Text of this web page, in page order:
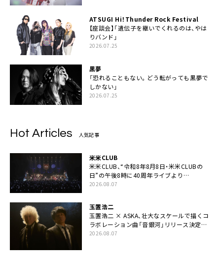
ATSUGI Hi！Thunder Rock Festival
【座談会】「遺伝子を継いでくれるのは、やは
りバンド」
2026.07.25
黒夢
「恐れることもない。どう転がっても黒夢で
しかない」
2026.07.25
Hot Articles 人気記事
米米CLUB
米米CLUB、“令和8年8月8日・米米CLUBの
日”の午後8時に40周年ライブより
「FANtachy medley」を88年限定公開
2026.08.07
玉置浩二
玉置浩二 × ASKA、壮大なスケールで描くコ
ラボレーション曲「音銀河」リリース決定。
カップリングには新曲「命の宿り」収録も
2026.08.07